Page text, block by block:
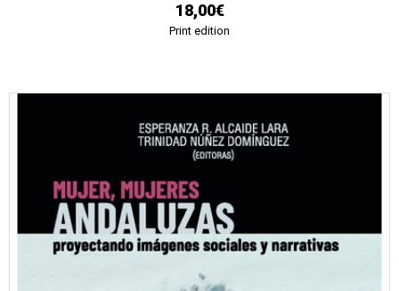
18,00€
Print edition